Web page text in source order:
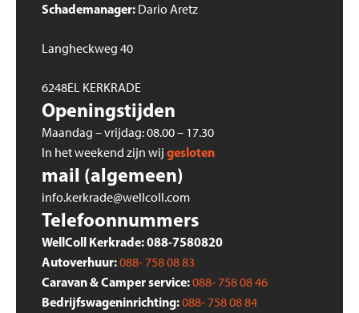
Schademanager: Dario Aretz
Langheckweg 40
6248EL KERKRADE
Openingstijden
Maandag – vrijdag: 08.00 – 17.30
In het weekend zijn wij gesloten
mail (algemeen)
info.kerkrade@wellcoll.com
Telefoonnummers
WellColl Kerkrade: 088-7580820
Autoverhuur:088- 758 08 83
Caravan & Camper service:088- 758 08 46
Bedrijfswageninrichting:088- 758 08 84